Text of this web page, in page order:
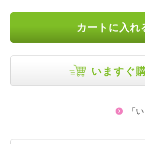
カートに入れ
いますぐ
「